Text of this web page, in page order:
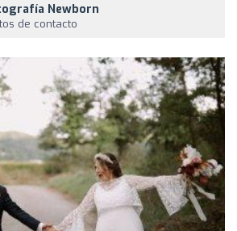
Newborn
de contacto